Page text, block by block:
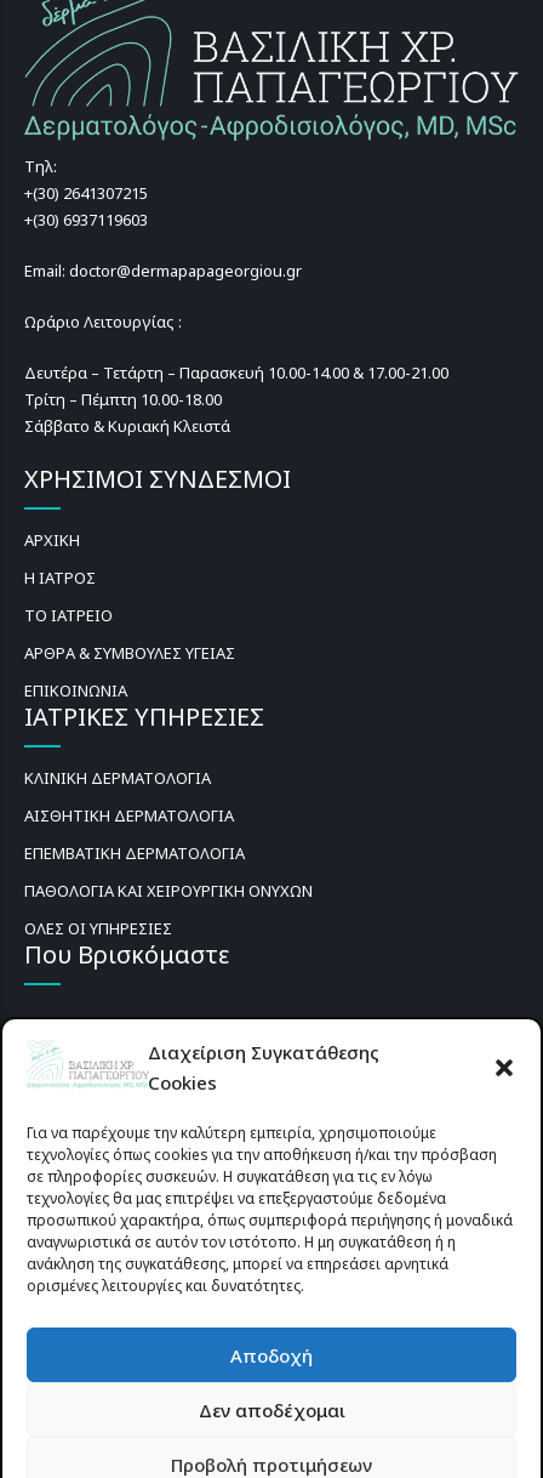
Διαχείριση Συγκατάθεσης
Cookies
Για να παρέχουμε την καλύτερη εμπειρία, χρησιμοποιούμε
τεχνολογίες όπως cookies για την αποθήκευση ή/και την πρόσβαση
σε πληροφορίες συσκευών. Η συγκατάθεση για τις εν λόγω
τεχνολογίες θα μας επιτρέψει να επεξεργαστούμε δεδομένα
προσωπικού χαρακτήρα, όπως συμπεριφορά περιήγησης ή μοναδικά
αναγνωριστικά σε αυτόν τον ιστότοπο. Η μη συγκατάθεση ή η
ανάκληση της συγκατάθεσης, μπορεί να επηρεάσει αρνητικά
ορισμένες λειτουργίες και δυνατότητες.
Αποδοχή
Δεν αποδέχομαι
Προβολή προτιμήσεων
Τηλ:
+(30) 2641307215
+(30) 6937119603
Email: doctor@dermapapageorgiou.gr
Ωράριο Λειτουργίας :
Δευτέρα – Τετάρτη – Παρασκευή 10.00-14.00 & 17.00-21.00
Τρίτη – Πέμπτη 10.00-18.00
Σάββατο & Κυριακή Κλειστά
ΧΡΗΣΙΜΟΙ ΣΥΝΔΕΣΜΟΙ
ΑΡΧΙΚΗ
Η ΙΑΤΡΟΣ
ΤΟ ΙΑΤΡΕΙΟ
ΑΡΘΡΑ & ΣΥΜΒΟΥΛΕΣ ΥΓΕΙΑΣ
ΕΠΙΚΟΙΝΩΝΙΑ
ΙΑΤΡΙΚΕΣ ΥΠΗΡΕΣΙΕΣ
ΚΛΙΝΙΚΗ ΔΕΡΜΑΤΟΛΟΓΙΑ
ΑΙΣΘΗΤΙΚΗ ΔΕΡΜΑΤΟΛΟΓΙΑ
ΕΠΕΜΒΑΤΙΚΗ ΔΕΡΜΑΤΟΛΟΓΙΑ
ΠΑΘΟΛΟΓΙΑ ΚΑΙ ΧΕΙΡΟΥΡΓΙΚΗ ΟΝΥΧΩΝ
ΟΛΕΣ ΟΙ ΥΠΗΡΕΣΙΕΣ
Που Βρισκόμαστε
Προυσιωτίσσης 27 & Δ.Σταϊκου , Αγρίνιο 30133 (έναντι γηπέδου
Site-Forge.com